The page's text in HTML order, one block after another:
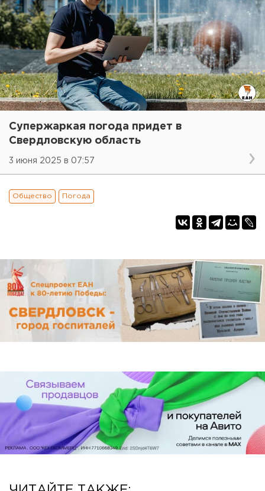
Супержаркая погода придет в
Свердловскую область
3 июня 2025 в 07:57
Общество Погода